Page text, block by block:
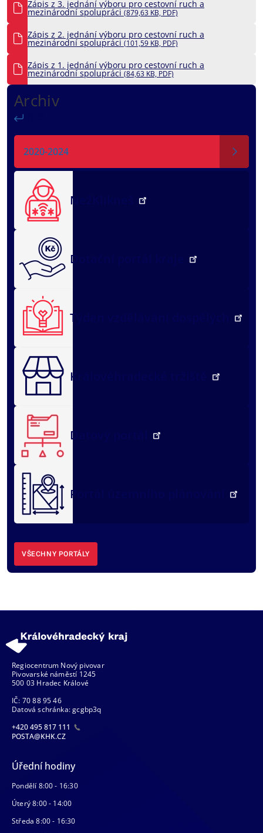
Archiv
2020-2024
NežKlikneš
Dotační portál kraje
Týden vzdělávání dospělých
Královéhradecké tržiště
Datový portál
Portál územního plánování
VŠECHNY PORTÁLY
Zápis z 3. jednání výboru pro cestovní ruch a
mezinárodní spolupráci(879,63 KB, PDF)
Zápis z 2. jednání výboru pro cestovní ruch a
mezinárodní spolupráci(101,59 KB, PDF)
Zápis z 1. jednání výboru pro cestovní ruch a
mezinárodní spolupráci(84,63 KB, PDF)
Regiocentrum Nový pivovar
Pivovarské náměstí 1245
500 03 Hradec Králové
IČ: 70 88 95 46
Datová schránka: gcgbp3q
+420 495 817 111
POSTA@KHK.CZ
Úřední hodiny
Pondělí 8:00 - 16:30
Úterý 8:00 - 14:00
Středa 8:00 - 16:30